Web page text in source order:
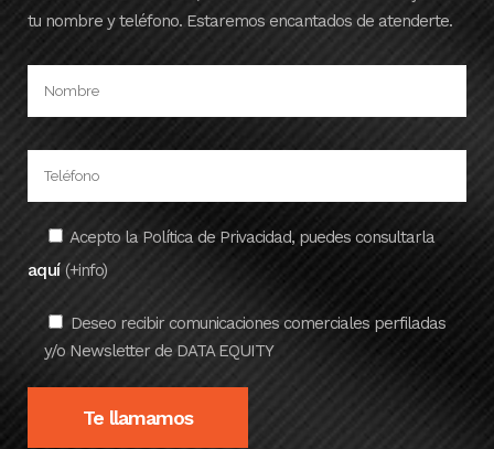
tu nombre y teléfono. Estaremos encantados de atenderte.
Acepto la Política de Privacidad, puedes consultarla
aquí (+info)
Deseo recibir comunicaciones comerciales perfiladas
y/o Newsletter de DATA EQUITY